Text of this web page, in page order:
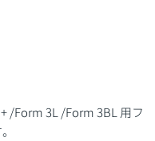
/Form 3L /Form 3BL 用フ